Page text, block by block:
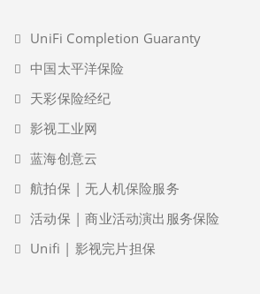
UniFi Completion Guaranty
中国太平洋保险
天彩保险经纪
影视工业网
蓝海创意云
航拍保 | 无人机保险服务
活动保 | 商业活动演出服务保险
Unifi | 影视完片担保